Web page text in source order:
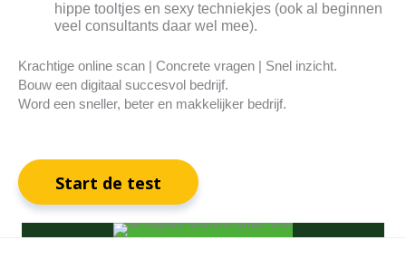
hippe tooltjes en sexy techniekjes (ook al beginnen
veel consultants daar wel mee).
Krachtige online scan | Concrete vragen | Snel inzicht.
Bouw een digitaal succesvol bedrijf.
Word een sneller, beter en makkelijker bedrijf.
Start de test